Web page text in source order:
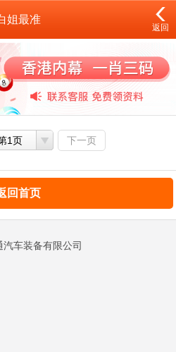
姐最准
返回
1页 下一页
回首页
车装备有限公司